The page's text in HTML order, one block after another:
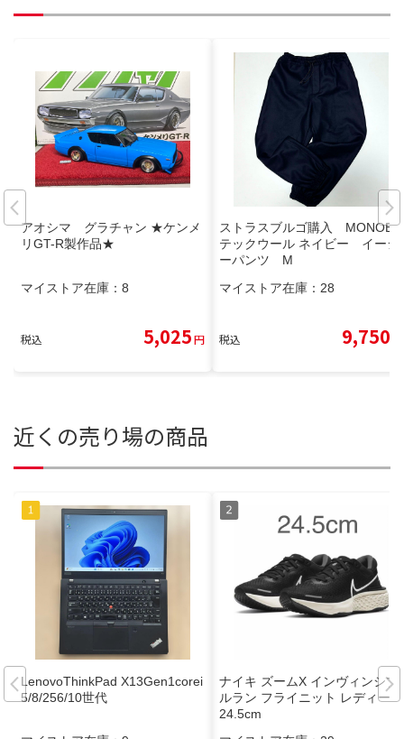
アオシマ グラチャン ★ケンメ
リGT-R製作品★
マイストア在庫： 8
税込 5,025円
ストラスブルゴ購入 MONOBI
テックウール ネイビー イージ
ーパンツ M
マイストア在庫： 28
税込 9,750
近くの売り場の商品
LenovoThinkPad X13Gen1corei
5/8/256/10世代
ナイキ ズームX インヴィンシブ
ルラン フライニット レディース
24.5cm